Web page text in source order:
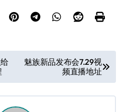
魅族新品发布会7.29视
频直播地址